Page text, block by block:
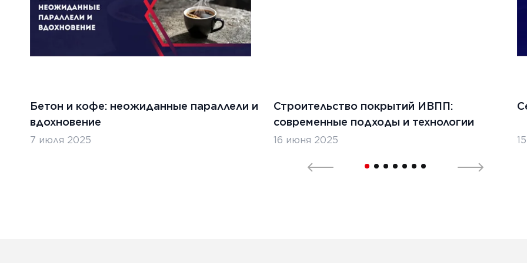
Бетон и кофе: неожиданные параллели и
вдохновение
7 июля 2025
Строительство покрытий ИВПП:
современные подходы и технологии
16 июня 2025